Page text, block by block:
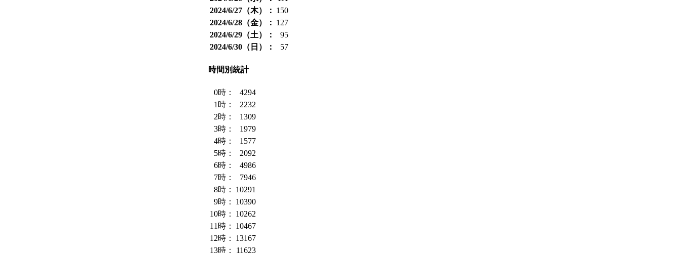
2024/6/27（木）： 150
2024/6/28（金）： 127
2024/6/29（土）：
95
2024/6/30（日）：
57
時間別統計
0時：
4294
1時：
2232
2時：
1309
3時：
1979
4時：
1577
5時：
2092
6時：
4986
7時：
7946
8時：
10291
9時：
10390
10時：
10262
11時：
10467
12時：
13167
13時：
11623